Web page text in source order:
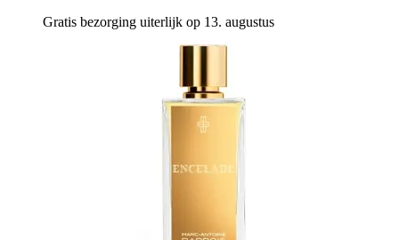
Gratis bezorging uiterlijk op 13. augustus